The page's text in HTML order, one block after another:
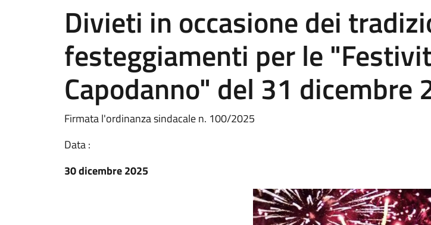
Divieti in occasione dei
festeggiamenti per le
Capodanno" del 31 dicembre
Firmata l'ordinanza sindacale n. 100/2025
Data :
30 dicembre 2025